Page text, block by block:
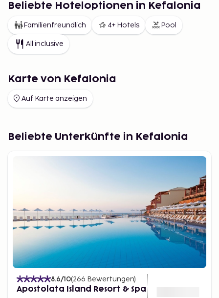
Beliebte Hoteloptionen in Kefalonia
Familienfreundlich 4+ Hotels Pool
All inclusive
Karte von Kefalonia
Auf Karte anzeigen
Beliebte Unterkünfte in Kefalonia
8.6/10(266 Bewertungen)
Apostolata Island Resort & Spa